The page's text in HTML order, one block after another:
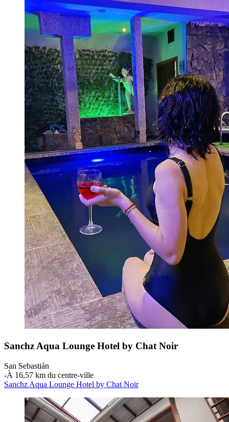
Sanchz Aqua Lounge Hotel by Chat Noir
San Sebastián
‐À 16,57 km du centre-ville
Sanchz Aqua Lounge Hotel by Chat Noir